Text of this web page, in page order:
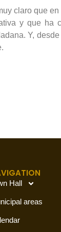
claro que
y que
Y,
Hall
areas